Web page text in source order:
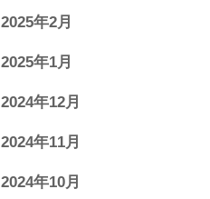
2025年2月
2025年1月
2024年12月
2024年11月
2024年10月